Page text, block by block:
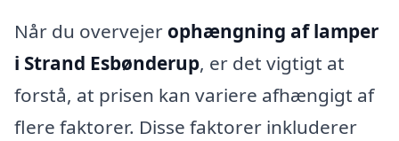
Når du overvejer ophængning af lamper
i Strand Esbønderup, er det vigtigt at
forstå, at prisen kan variere afhængigt af
flere faktorer. Disse faktorer inkluderer